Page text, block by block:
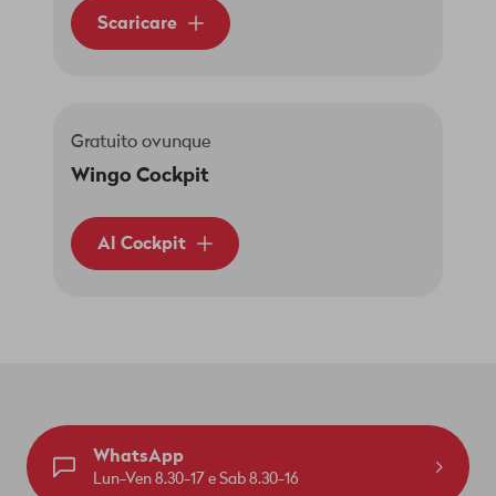
Scaricare
Gratuito ovunque
Wingo Cockpit
Al Cockpit
WhatsApp
Lun-Ven 8.30-17 e Sab 8.30-16